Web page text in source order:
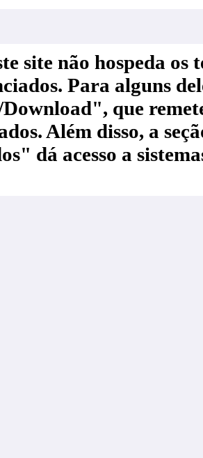
site não hospeda
Para alguns
que
Além disso, a
dá acesso a